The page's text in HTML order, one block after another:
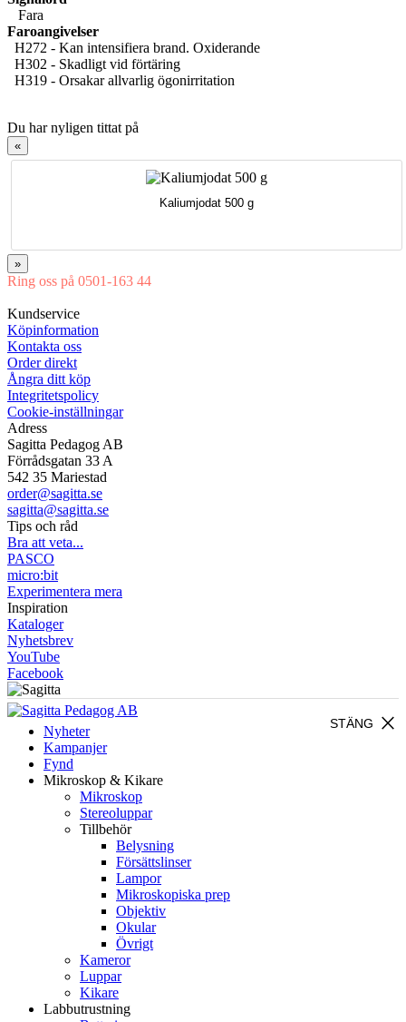
Fara
Faroangivelser
H272 - Kan intensifiera brand. Oxiderande
H302 - Skadligt vid förtäring
H319 - Orsakar allvarlig ögonirritation
Du har nyligen tittat på
«
Kaliumjodat 500 g
»
Ring oss på 0501-163 44
Kundservice
Köpinformation
Kontakta oss
Order direkt
Ångra ditt köp
Integritetspolicy
Cookie-inställningar
Adress
Sagitta Pedagog AB
Förrådsgatan 33 A
542 35 Mariestad
order@sagitta.se
sagitta@sagitta.se
Tips och råd
Bra att veta...
PASCO
micro:bit
Experimentera mera
Inspiration
Kataloger
Nyhetsbrev
YouTube
Facebook
close
STÄNG
Nyheter
Kampanjer
Fynd
Mikroskop & Kikare
Mikroskop
Stereoluppar
Tillbehör
Belysning
Försättslinser
Lampor
Mikroskopiska prep
Objektiv
Okular
Övrigt
Kameror
Luppar
Kikare
Labbutrustning